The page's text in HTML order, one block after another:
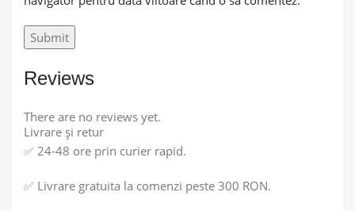
Reviews
There are no reviews yet.
Livrare și retur
✅ 24-48 ore prin curier rapid.
✅ Livrare gratuita la comenzi peste 300 RON.